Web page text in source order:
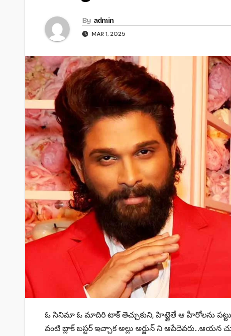
By admin
MAR 1, 2025
ఓ సినిమా ఓ మాదిరి టాక్ తెచ్చుకుని, హిట్టైతే ఆ హీరోలను
వంటి బ్లాక్ బస్టర్ ఇచ్చాక అల్లు అర్జున్ ని ఆపేదెవరు…ఆయన